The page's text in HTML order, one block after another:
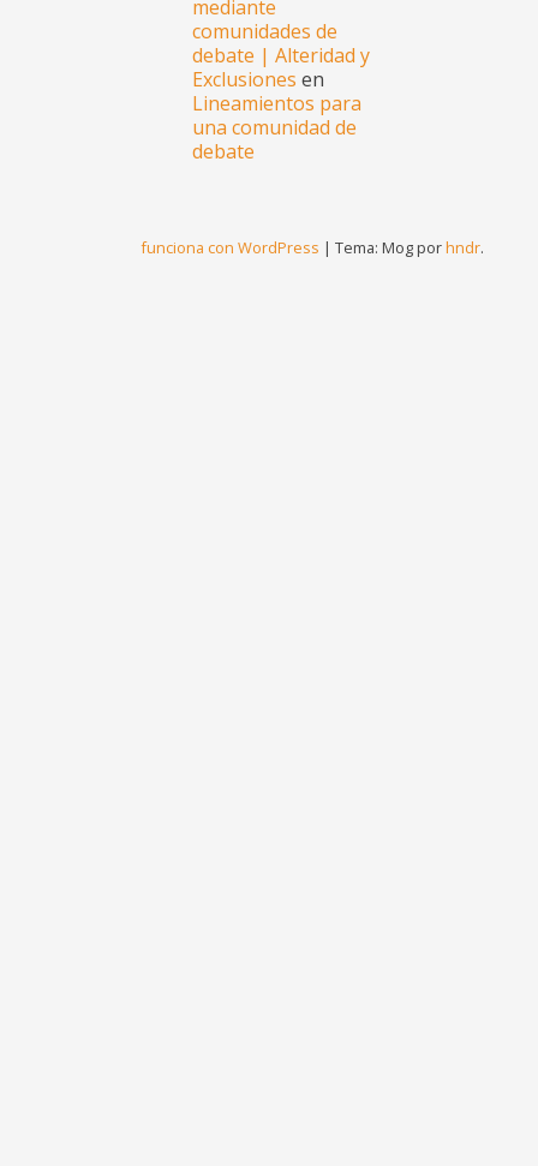
mediante
comunidades de
debate | Alteridad y
Exclusiones en
Lineamientos para
una comunidad de
debate
funciona con WordPress |Tema: Mog porhndr.